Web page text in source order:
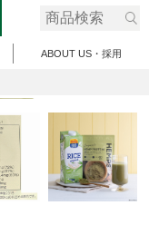
ABOUT US・採用